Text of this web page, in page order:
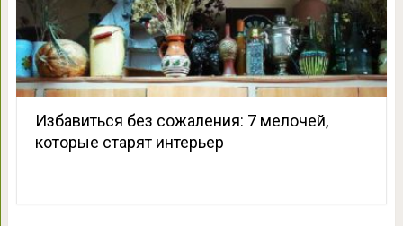
Избавиться без сожаления: 7 мелочей,
которые старят интерьер